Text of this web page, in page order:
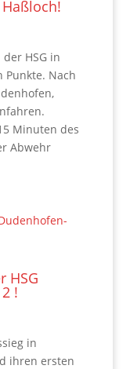
HSG in
Punkte. Nach
Minuten des
Abwehr
HSG
!
in
ihren ersten